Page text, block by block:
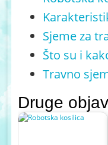
Sjeme za
Što su i
Travno
Druge